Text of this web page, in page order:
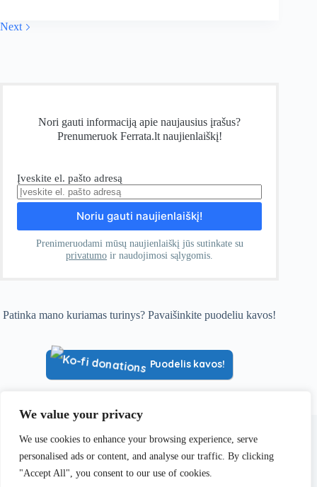
We value your privacy
We use cookies to enhance your browsing experience, serve
personalised ads or content, and analyse our traffic. By clicking
"Accept All", you consent to our use of cookies.
Next
Nori gauti informaciją apie naujausius įrašus?
Prenumeruok Ferrata.lt naujienlaiškį!
Įveskite el. pašto adresą
Prenimeruodami mūsų naujienlaiškį jūs sutinkate su
privatumo ir naudojimosi sąlygomis.
Patinka mano kuriamas turinys? Pavaišinkite puodeliu kavos!
Puodelis kavos!
Visa informacija, pateikiama Ferrata.lt, yra paremta asmenine
patirtimi ir yra skirta tik informaciniams bei pažintiniams
tikslams. Kiekvienas lankytojas yra asmeniškai ir pilnai
atsakingas už savo planus, priimamus sprendimus ir saugumą
kalnuose.